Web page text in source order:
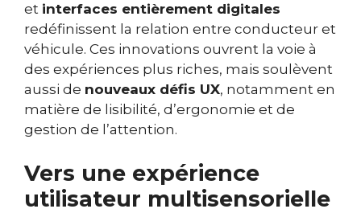
et interfaces entièrement digitales
redéfinissent la relation entre conducteur et
véhicule. Ces innovations ouvrent la voie à
des expériences plus riches, mais soulèvent
aussi de nouveaux défis UX, notamment en
matière de lisibilité, d’ergonomie et de
gestion de l’attention.
Vers une expérience
utilisateur multisensorielle